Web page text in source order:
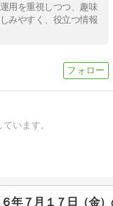
用を重視しつつ、趣味
みやすく、役立つ情報
います。